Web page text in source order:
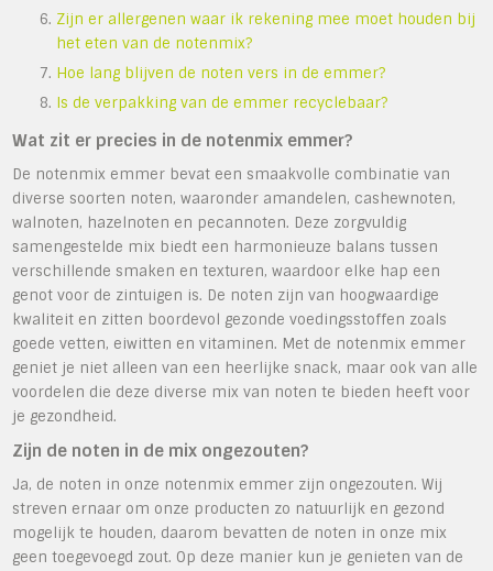
Zijn er allergenen waar ik rekening mee moet houden bij
het eten van de notenmix?
Hoe lang blijven de noten vers in de emmer?
Is de verpakking van de emmer recyclebaar?
Wat zit er precies in de notenmix emmer?
De notenmix emmer bevat een smaakvolle combinatie van
diverse soorten noten, waaronder amandelen, cashewnoten,
walnoten, hazelnoten en pecannoten. Deze zorgvuldig
samengestelde mix biedt een harmonieuze balans tussen
verschillende smaken en texturen, waardoor elke hap een
genot voor de zintuigen is. De noten zijn van hoogwaardige
kwaliteit en zitten boordevol gezonde voedingsstoffen zoals
goede vetten, eiwitten en vitaminen. Met de notenmix emmer
geniet je niet alleen van een heerlijke snack, maar ook van alle
voordelen die deze diverse mix van noten te bieden heeft voor
je gezondheid.
Zijn de noten in de mix ongezouten?
Ja, de noten in onze notenmix emmer zijn ongezouten. Wij
streven ernaar om onze producten zo natuurlijk en gezond
mogelijk te houden, daarom bevatten de noten in onze mix
geen toegevoegd zout. Op deze manier kun je genieten van de